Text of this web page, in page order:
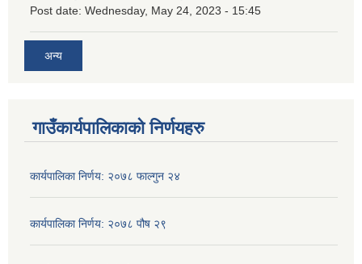
Post date: Wednesday, May 24, 2023 - 15:45
अन्य
गाउँकार्यपालिकाको निर्णयहरु
कार्यपालिका निर्णय: २०७८ फाल्गुन २४
कार्यपालिका निर्णय: २०७८ पौष २९